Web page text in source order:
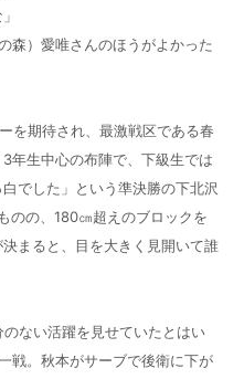
森）愛唯さんのほうがよかった
を期待され、最激戦区である春
3年生中心の布陣で、下級生では
でした」という準決勝の下北沢
のの、180㎝超えのブロックを
まると、目を大きく見開いて誰
ない活躍を見せていたとはい
戦。秋本がサーブで後衛に下が